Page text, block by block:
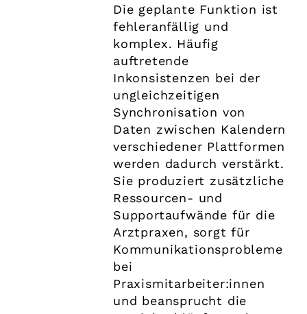
Die geplante Funktion ist
fehleranfällig und
komplex. Häufig
auftretende
Inkonsistenzen bei der
ungleichzeitigen
Synchronisation von
Daten zwischen Kalendern
verschiedener Plattformen
werden dadurch verstärkt.
Sie produziert zusätzliche
Ressourcen- und
Supportaufwände für die
Arztpraxen, sorgt für
Kommunikationsprobleme
bei
Praxismitarbeiter:innen
und beansprucht die